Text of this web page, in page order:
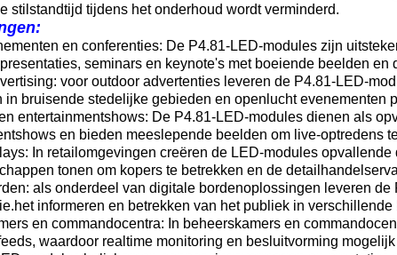
stilstandtijd tijdens het onderhoud wordt verminderd.
en conferenties: De P4.81-LED-modules zijn
seminars en keynote's met boeiende beelden en
voor outdoor advertenties leveren de P4.81-LED-
in bruisende stedelijke gebieden en openlucht evenementen
entertainmentshows: De P4.81-LED-modules dienen als
en bieden meeslepende beelden om live-optredens
In retailomgevingen creëren de LED-modules
tonen om kopers te betrekken en de
als onderdeel van digitale bordenoplossingen leveren
informeren en betrekken van het publiek in
en commandocentra: In beheerskamers en
waardoor realtime monitoring en besluitvorming